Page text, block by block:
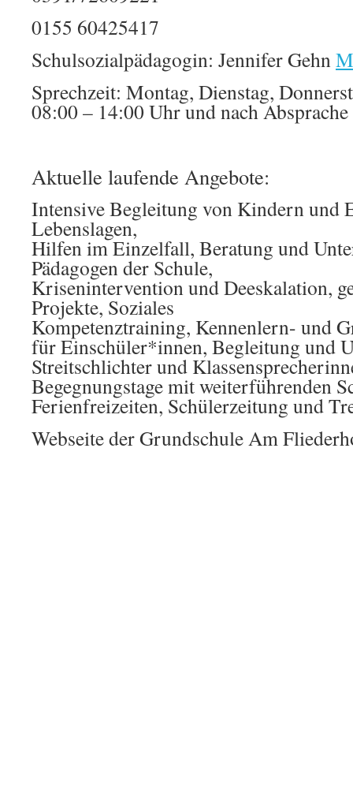
0155 60425417
Schulsozialpädagogin: Jennifer Gehn
Sprechzeit: Montag, Dienstag,
08:00 – 14:00 Uhr und nach Absprache
Aktuelle laufende Angebote:
Intensive Begleitung von Kindern und
Lebenslagen,
Hilfen im Einzelfall, Beratung und
Pädagogen der Schule,
Krisenintervention und Deeskalation,
Projekte, Soziales
Kompetenztraining, Kennenlern- und
für Einschüler*innen, Begleitung und
Streitschlichter und
Begegnungstage mit weiterführenden
Ferienfreizeiten, Schülerzeitung und
Webseite der Grundschule Am